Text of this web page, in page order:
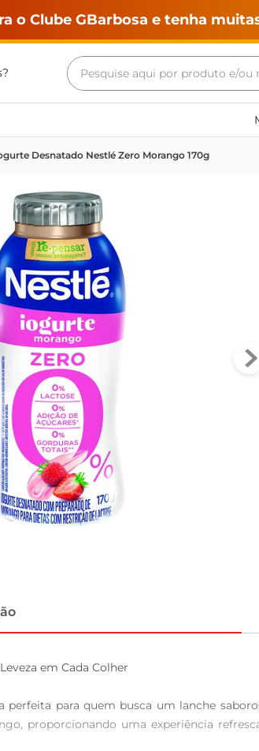
o Clube GBarbosa e tenha
Pesquise aqui por produto e/
Desnatado Nestlé Zero Morango 170g
em Cada Colher
perfeita para quem busca um lanche
proporcionando uma experiência
Termos mais buscados
maquina lavar
café
cerveja
frango
leite
vinho